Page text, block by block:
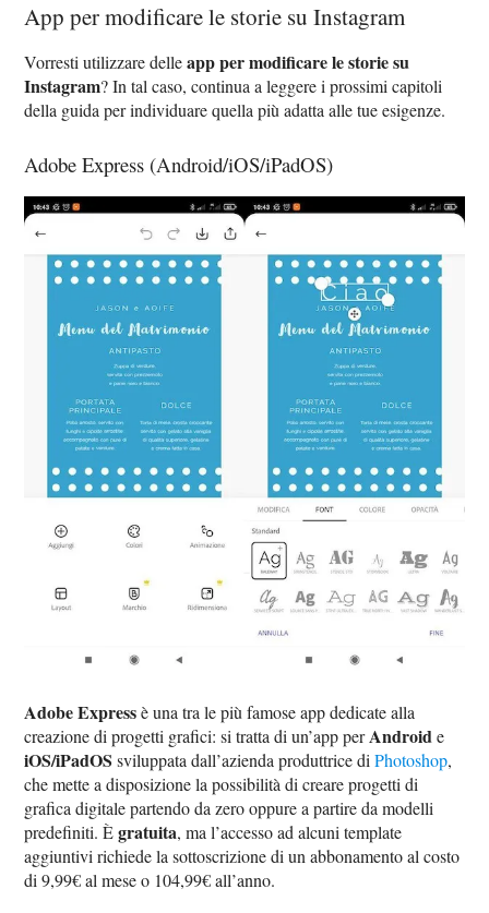
App per modificare le storie su Instagram
Vorresti utilizzare delleapp per modificare le storie su
Instagram? In tal caso, continua a leggere i prossimi capitoli
della guida per individuare quella più adatta alle tue esigenze.
Adobe Express (Android/iOS/iPadOS)
Adobe Expressè una tra le più famose app dedicate alla
creazione di progetti grafici: si tratta di un’app perAndroide
iOS/iPadOS sviluppata dall’azienda produttrice diPhotoshop,
che mette a disposizione la possibilità di creare progetti di
grafica digitale partendo da zero oppure a partire da modelli
predefiniti. Ègratuita, ma l’accesso ad alcuni template
aggiuntivi richiede la sottoscrizione di un abbonamento al costo
di 9,99€ al mese o 104,99€ all’anno.